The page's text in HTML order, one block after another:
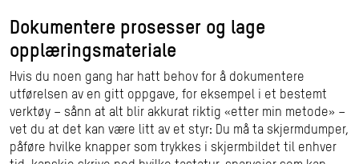
Dokumentere prosesser og lage
opplæringsmateriale
Hvis du noen gang har hatt behov for å dokumentere
utførelsen av en gitt oppgave, for eksempel i et bestemt
verktøy – sånn at alt blir akkurat riktig «etter min metode» –
vet du at det kan være litt av et styr: Du må ta skjermdumper,
påføre hvilke knapper som trykkes i skjermbildet til enhver